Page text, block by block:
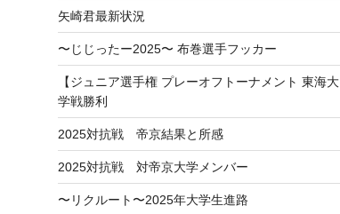
矢崎君最新状況
〜じじったー2025〜 布巻選手フッカー
【ジュニア選手権 プレーオフトーナメント 東海大
学戦勝利
2025対抗戦 帝京結果と所感
2025対抗戦 対帝京大学メンバー
〜リクルート〜2025年大学生進路